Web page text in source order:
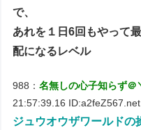
で、
あれを１日6回もやって
配になるレベル
988：名無しの心子知らず
21:57:39.16 ID:a2feZ567.net
ジュウオウザワールドの